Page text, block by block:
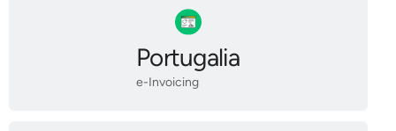
Portugalia
e-Invoicing